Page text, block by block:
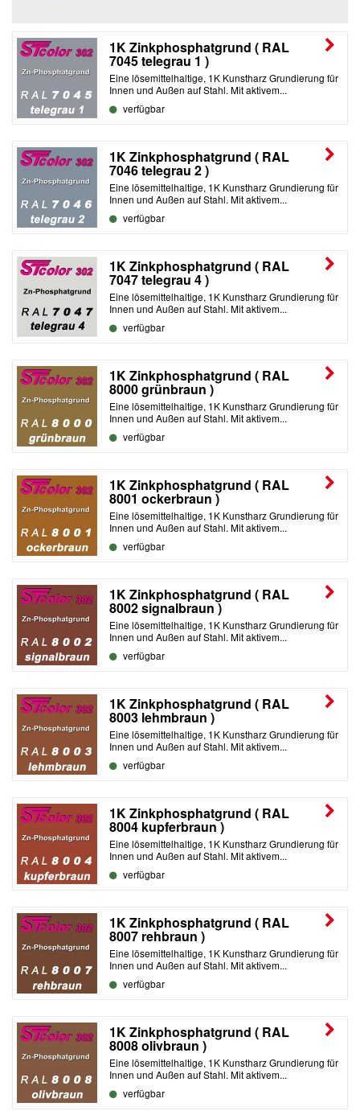
1K Zinkphosphatgrund ( RAL
7045 telegrau 1 )
Eine lösemittelhaltige, 1K Kunstharz Grundierung für
Innen und Außen auf Stahl. Mit aktivem...
verfügbar
1K Zinkphosphatgrund ( RAL
7046 telegrau 2 )
Eine lösemittelhaltige, 1K Kunstharz Grundierung für
Innen und Außen auf Stahl. Mit aktivem...
verfügbar
1K Zinkphosphatgrund ( RAL
7047 telegrau 4 )
Eine lösemittelhaltige, 1K Kunstharz Grundierung für
Innen und Außen auf Stahl. Mit aktivem...
verfügbar
1K Zinkphosphatgrund ( RAL
8000 grünbraun )
Eine lösemittelhaltige, 1K Kunstharz Grundierung für
Innen und Außen auf Stahl. Mit aktivem...
verfügbar
1K Zinkphosphatgrund ( RAL
8001 ockerbraun )
Eine lösemittelhaltige, 1K Kunstharz Grundierung für
Innen und Außen auf Stahl. Mit aktivem...
verfügbar
1K Zinkphosphatgrund ( RAL
8002 signalbraun )
Eine lösemittelhaltige, 1K Kunstharz Grundierung für
Innen und Außen auf Stahl. Mit aktivem...
verfügbar
1K Zinkphosphatgrund ( RAL
8003 lehmbraun )
Eine lösemittelhaltige, 1K Kunstharz Grundierung für
Innen und Außen auf Stahl. Mit aktivem...
verfügbar
1K Zinkphosphatgrund ( RAL
8004 kupferbraun )
Eine lösemittelhaltige, 1K Kunstharz Grundierung für
Innen und Außen auf Stahl. Mit aktivem...
verfügbar
1K Zinkphosphatgrund ( RAL
8007 rehbraun )
Eine lösemittelhaltige, 1K Kunstharz Grundierung für
Innen und Außen auf Stahl. Mit aktivem...
verfügbar
1K Zinkphosphatgrund ( RAL
8008 olivbraun )
Eine lösemittelhaltige, 1K Kunstharz Grundierung für
Innen und Außen auf Stahl. Mit aktivem...
verfügbar